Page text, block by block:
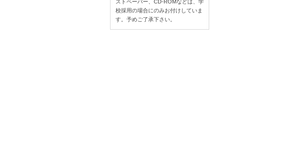
ストペーパー、CD-ROMなどは、学
校採用の場合にのみお付けしていま
す。予めご了承下さい。